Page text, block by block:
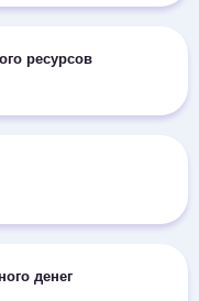
ресурсов
денег